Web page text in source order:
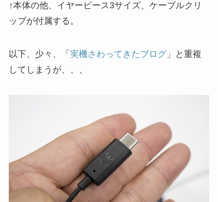
↑本体の他、イヤーピース3サイズ、ケーブルクリ
ップが付属する。
以下、少々、「 実機さわってきたブログ」と重複
してしまうが、、、